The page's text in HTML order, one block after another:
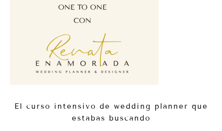
El curso intensivo de wedding planner que
estabas buscando